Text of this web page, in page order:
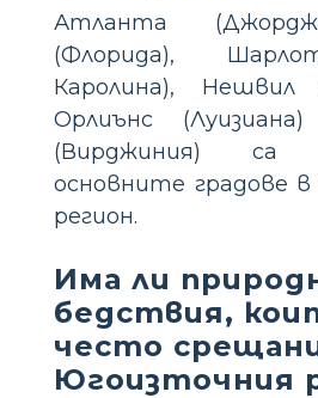
Атланта
(Флорида),
Каролина), Нешвил
Орлиънс
(Вирджиния)
основните градове
регион.
Има ли
бедствия,
често
Югоизточния